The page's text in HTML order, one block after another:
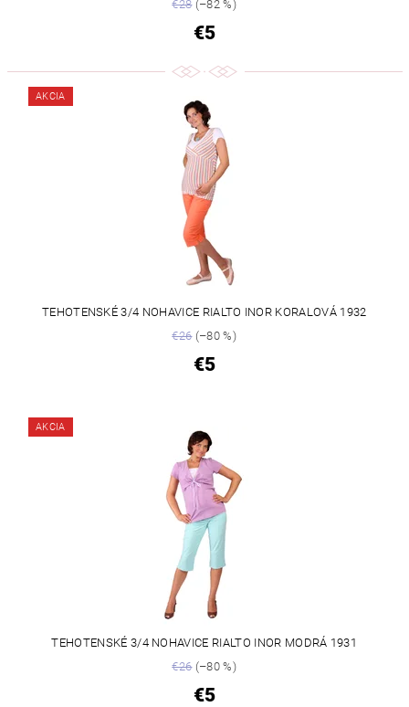
€28(–82 %)
€5
AKCIA
TEHOTENSKÉ 3/4 NOHAVICE RIALTO INOR KORALOVÁ 1932
€26(–80 %)
€5
AKCIA
TEHOTENSKÉ 3/4 NOHAVICE RIALTO INOR MODRÁ 1931
€26(–80 %)
€5